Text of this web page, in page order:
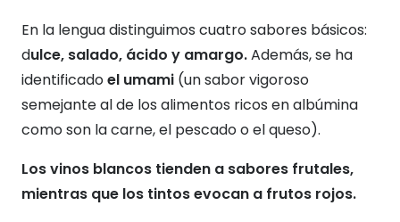
En la lengua distinguimos cuatro sabores básicos:
dulce, salado, ácido y amargo.Además, se ha
identificadoel umami (un sabor vigoroso
semejante al de los alimentos ricos en albúmina
como son la carne, el pescado o el queso).
Los vinos blancos tienden a sabores frutales,
mientras que los tintos evocan a frutos rojos.